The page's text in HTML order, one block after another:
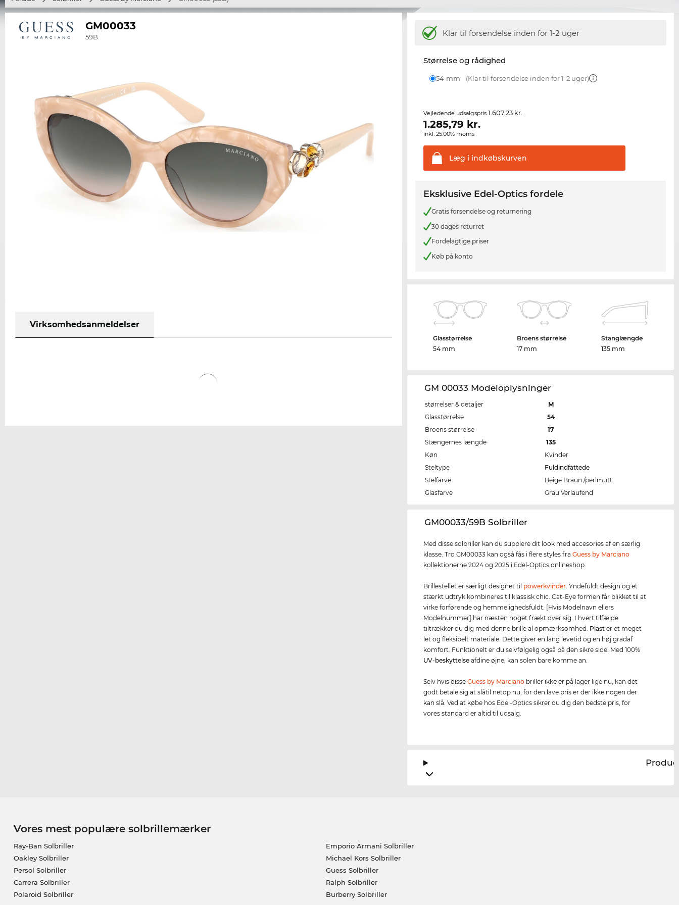
GM00033
59B
Virksomhedsanmeldelser
Klar til forsendelse inden for 1-2 uger
Størrelse og rådighed
54 mm (Klar til forsendelse inden for 1-2 uger)
Vejledende udsalgspris1.607,23 kr.
1.285,79 kr.
inkl. 25.00% moms
Læg i indkøbskurven
Eksklusive Edel-Optics fordele
Gratis forsendelse og returnering
30 dages returret
Fordelagtige priser
Køb på konto
Glasstørrelse
54 mm
Broens størrelse
17 mm
Stanglængde
135 mm
GM 00033 Modeloplysninger
størrelser & detaljer
M
Glasstørrelse
54
Broens størrelse
17
Stængernes længde
135
Køn
Kvinder
Steltype
Fuldindfattede
Stelfarve
Beige Braun /perlmutt
Glasfarve
Grau Verlaufend
‌GM00033/59B Solbriller
Med disse solbriller kan du supplere dit look med accesories af en særlig
klasse. Tro GM00033 kan også fås i flere styles fraGuess by Marciano
kollektionerne 2024 og 2025 i Edel-Optics onlineshop.
Brillestellet er særligt designet til powerkvinder. Yndefuldt design og et
stærkt udtryk kombineres til klassisk chic. Cat-Eye formen får blikket til at
virke forførende og hemmelighedsfuldt. [Hvis Modelnavn ellers
Modelnummer] har næsten noget frækt over sig. I hvert tilfælde
tiltrækker du dig med denne brille al opmærksomhed. Plast er et meget
let og fleksibelt materiale. Dette giver en lang levetid og en høj gradaf
komfort. Funktionelt er du selvfølgelig også på den sikre side. Med 100%
UV-beskyttelse afdine øjne, kan solen bare komme an.
Selv hvis disseGuess by Marciano briller ikke er på lager lige nu, kan det
godt betale sig at slåtil netop nu, for den lave pris er der ikke nogen der
kan slå. Ved at købe hos Edel-Optics sikrer du dig den bedste pris, for
vores standard er altid til udsalg.
Vores mest populære solbrillemærker
Ray-Ban Solbriller
Oakley Solbriller
Persol Solbriller
Carrera Solbriller
Polaroid Solbriller
Emporio Armani Solbriller
Michael Kors Solbriller
Guess Solbriller
Ralph Solbriller
Burberry Solbriller